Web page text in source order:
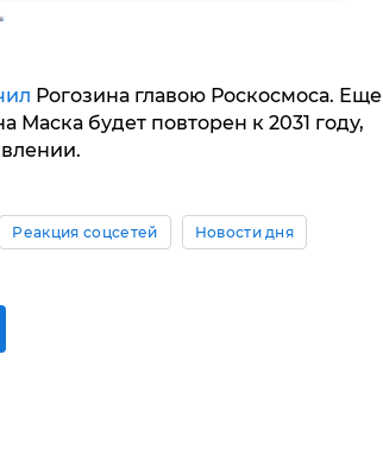
Рогозина главою Роскосмоса. Еще
Маска будет повторен к 2031 году,
Реакция соцсетей Новости дня